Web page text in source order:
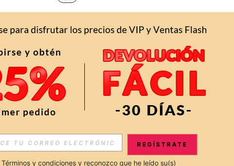
REGÍSTRATE
Términos y condiciones y reconozco que he leído su(s)